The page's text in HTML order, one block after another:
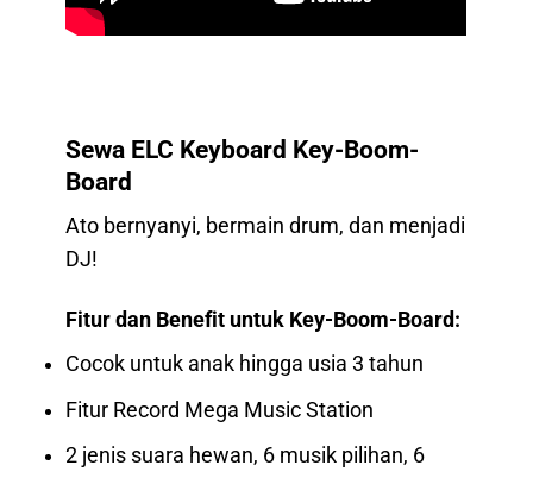
Sewa ELC Keyboard Key-Boom-
Board
Ato bernyanyi, bermain drum, dan menjadi
DJ!
Fitur dan Benefit untuk Key-Boom-Board:
Cocok untuk anak hingga usia 3 tahun
Fitur Record Mega Music Station
2 jenis suara hewan, 6 musik pilihan, 6